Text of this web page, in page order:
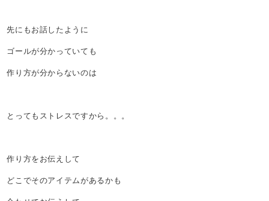
先にもお話したように
ゴールが分かっていても
作り方が分からないのは
とってもストレスですから。。。
作り方をお伝えして
どこでそのアイテムがあるかも